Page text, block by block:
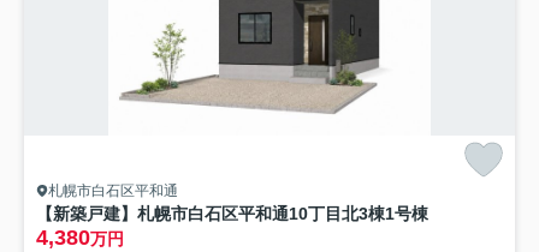
札幌市白石区平和通
【新築戸建】札幌市白石区平和通10丁目北3棟1号棟
4,380万円